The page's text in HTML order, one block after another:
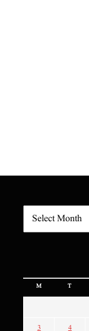
M T
3 4